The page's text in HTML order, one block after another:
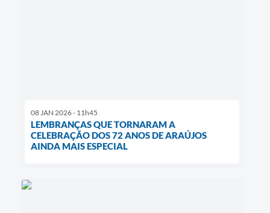
08 JAN 2026 - 11h45
LEMBRANÇAS QUE TORNARAM A
CELEBRAÇÃO DOS 72 ANOS DE ARAÚJOS
AINDA MAIS ESPECIAL